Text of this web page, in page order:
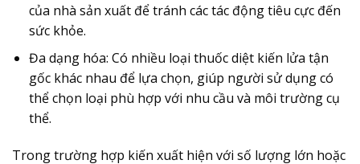
của nhà sản xuất để tránh các tác động tiêu cực đến
sức khỏe.
Đa dạng hóa: Có nhiều loại thuốc diệt kiến lửa tận
gốc khác nhau để lựa chọn, giúp người sử dụng có
thể chọn loại phù hợp với nhu cầu và môi trường cụ
thể.
Trong trường hợp kiến xuất hiện với số lượng lớn hoặc